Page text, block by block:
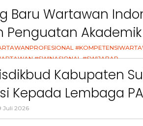
Baru Wartawan
Penguatan
#SWINASIONAL #SWIJABAR
Kabupaten
Kepada Lembaga
MPLS Dan G7KAIH
Juli 2026